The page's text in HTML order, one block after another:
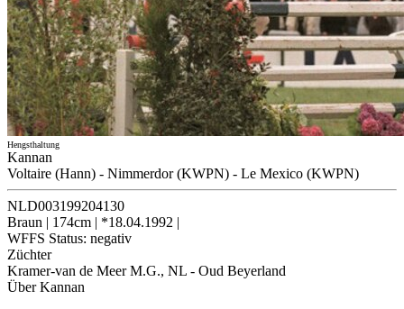
Hengsthaltung
Kannan
Voltaire (Hann) - Nimmerdor (KWPN) - Le Mexico (KWPN)
NLD003199204130
Braun | 174cm | *18.04.1992 |
WFFS Status: negativ
Züchter
Kramer-van de Meer M.G., NL - Oud Beyerland
Über Kannan